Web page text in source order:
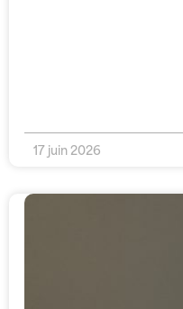
17 juin 2026